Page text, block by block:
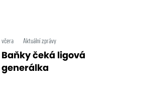
včera Aktuální zprávy
Baňky čeká ligová
generálka